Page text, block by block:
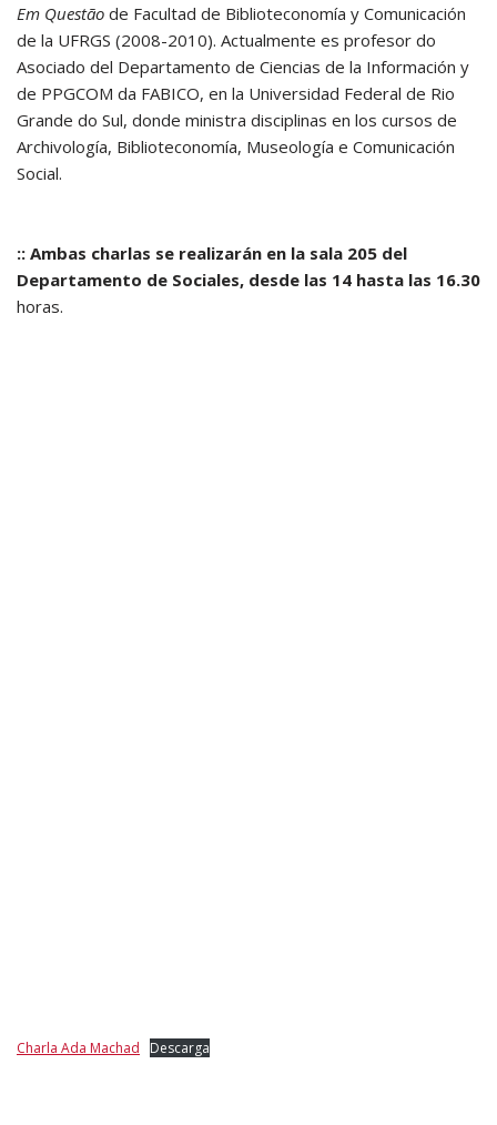
Em Questão de Facultad de Biblioteconomía y Comunicación
de la UFRGS (2008-2010). Actualmente es profesor do
Asociado del Departamento de Ciencias de la Información y
de PPGCOM da FABICO, en la Universidad Federal de Rio
Grande do Sul, donde ministra disciplinas en los cursos de
Archivología, Biblioteconomía, Museología e Comunicación
Social.
:: Ambas charlas se realizarán en la sala 205 del
Departamento de Sociales, desde las 14 hasta las 16.30
horas.
Charla Ada Machad Descarga